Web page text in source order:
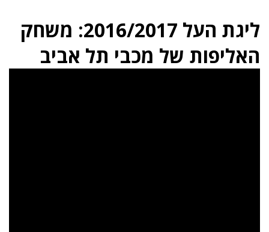
ליגת העל 2016/2017: משחק
האליפות של מכבי תל אביב